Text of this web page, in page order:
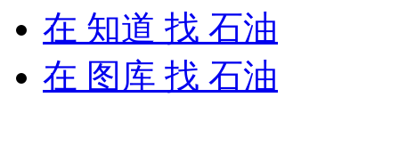
在 知道 找 石油
在 图库 找 石油